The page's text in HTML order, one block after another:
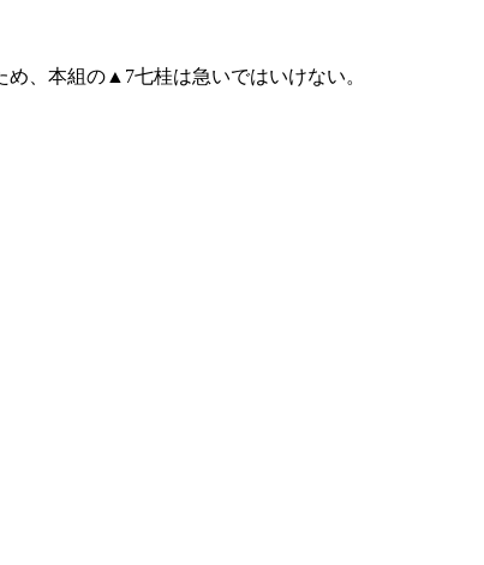
、本組の▲7七桂は急いではいけない。